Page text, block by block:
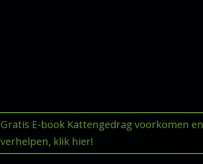
Gratis E-book Kattengedrag voorkomen en
verhelpen, klik hier!